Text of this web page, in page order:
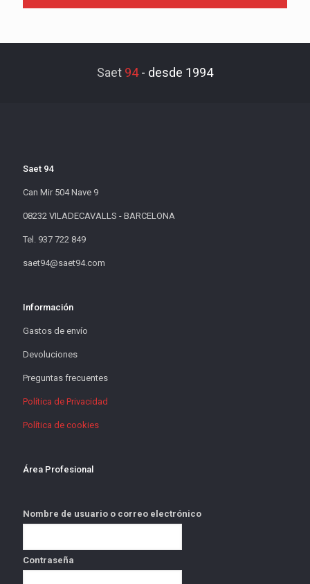
Saet 94- desde 1994
Saet 94
Can Mir 504 Nave 9
08232 VILADECAVALLS - BARCELONA
Tel. 937 722 849
saet94@saet94.com
Información
Gastos de envío
Devoluciones
Preguntas frecuentes
Política de Privacidad
Política de cookies
Área Profesional
Nombre de usuario o correo electrónico
Contraseña